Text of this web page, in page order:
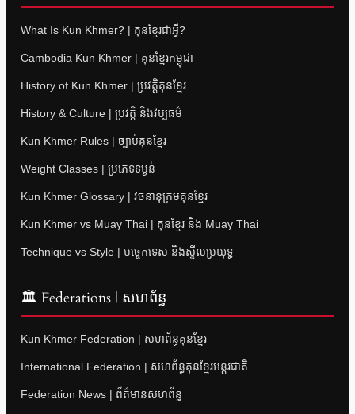
What Is Kun Khmer? | គុនខ្មែរជាអ្វី?
Cambodia Kun Khmer | គុនខ្មែរកម្ពុជា
History of Kun Khmer | ប្រវត្តិគុនខ្មែរ
History & Culture | ប្រវត្តិ និងវប្បធម៌
Kun Khmer Rules | ច្បាប់គុនខ្មែរ
Weight Classes | ប្រភេទទម្ងន់
Kun Khmer Glossary | វចនានុក្រមគុនខ្មែរ
Kun Khmer vs Muay Thai | គុនខ្មែរ និង Muay Thai
Technique vs Style | បច្ចេកទេស និងស្ទីលប្រយុទ្ធ
🏛 Federations | សហព័ន្ធ
Kun Khmer Federation | សហព័ន្ធគុនខ្មែរ
International Federation | សហព័ន្ធគុនខ្មែរអន្តរជាតិ
Federation News | ព័ត៌មានសហព័ន្ធ